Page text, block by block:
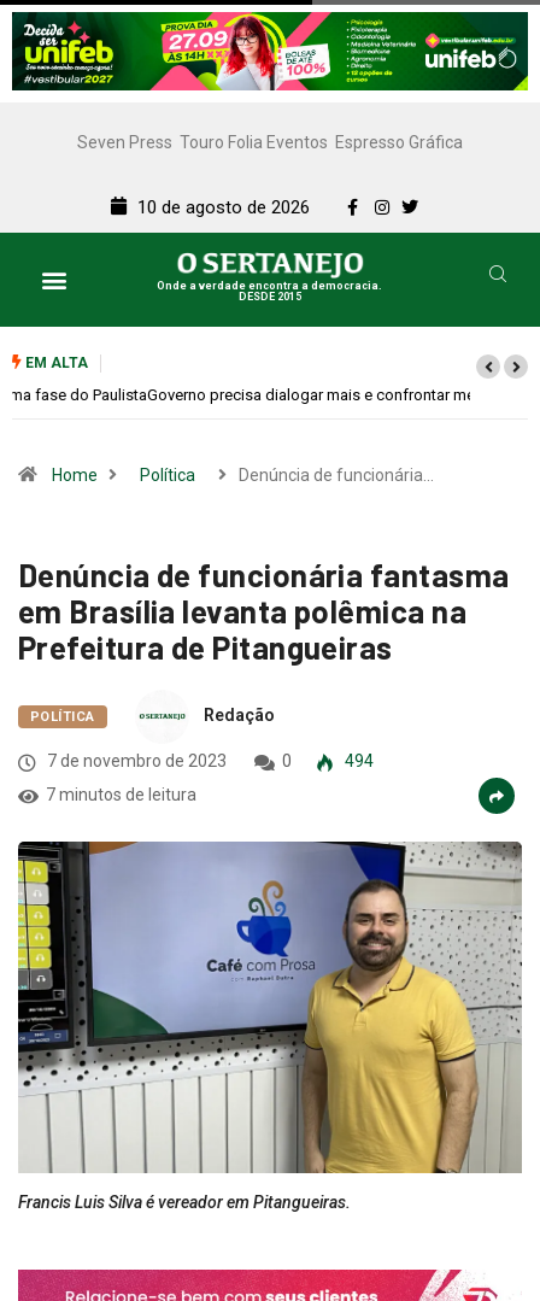
Seven Press Touro Folia Eventos Espresso Gráfica
10 de agosto de 2026
Onde a verdade encontra a democracia.
DESDE 2015
EM ALTA
em Brasília levanta polêmica na
Prefeitura de Pitangueiras
7 de novembro de 2023
7 minutos de leitura
Francis Luis Silva é vereador em Pitangueiras.